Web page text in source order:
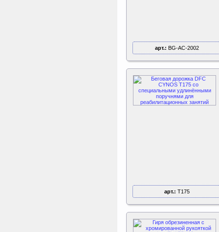
арт.: BG-AC-2002
арт.: T175